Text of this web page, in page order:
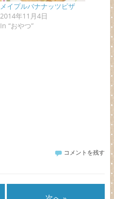
メイプルバナナッツピザ
2014年11月4日
In “おやつ”
コメントを残す